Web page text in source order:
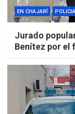
EN CHAJARÍ
Jurado
Benítez por el